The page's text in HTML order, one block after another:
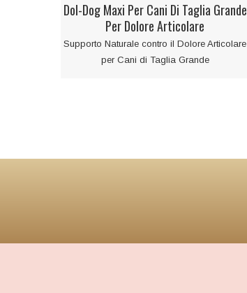
Dol-Dog Maxi Per Cani Di Taglia Grande
Per Dolore Articolare
Supporto Naturale contro il Dolore Articolare
per Cani di Taglia Grande